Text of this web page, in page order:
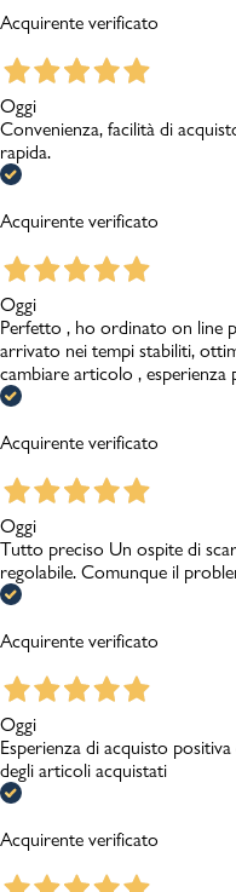
Acquirente verificato
Oggi
Convenienza, facilità di
rapida.
Acquirente verificato
Oggi
Perfetto , ho ordinato on line
arrivato nei tempi stabiliti,
cambiare articolo , esperienza
Acquirente verificato
Oggi
Tutto preciso Un ospite di
regolabile. Comunque il
Acquirente verificato
Oggi
Esperienza di acquisto
degli articoli acquistati
Acquirente verificato